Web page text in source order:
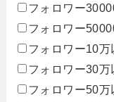
フォロワー
フォロワー
フォロワー10万
フォロワー30万
フォロワー50万